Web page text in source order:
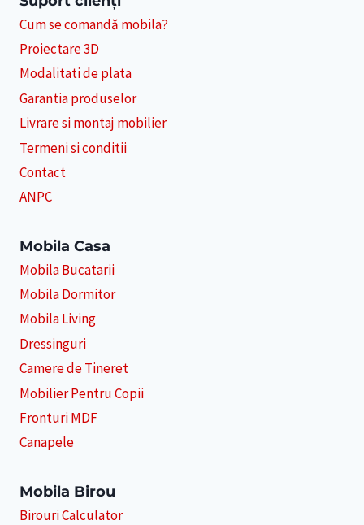
Cum se comandă mobila?
Proiectare 3D
Modalitati de plata
Garantia produselor
Livrare si montaj mobilier
Termeni si conditii
Contact
ANPC
Mobila Casa
Mobila Bucatarii
Mobila Dormitor
Mobila Living
Dressinguri
Camere de Tineret
Mobilier Pentru Copii
Fronturi MDF
Canapele
Mobila Birou
Birouri Calculator